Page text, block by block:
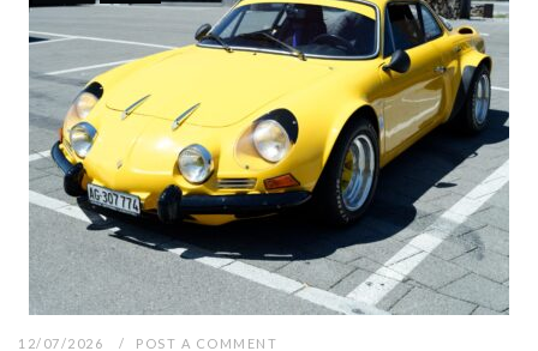
12/07/2026 POST A COMMENT